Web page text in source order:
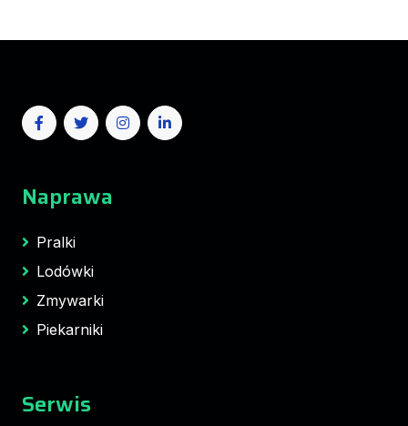
Naprawa
Pralki
Lodówki
Zmywarki
Piekarniki
Serwis